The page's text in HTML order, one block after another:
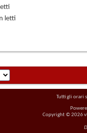
letti
Tutti gli orari
Copyright © 2026